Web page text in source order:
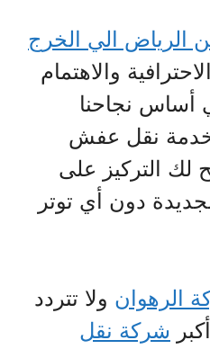
الي الخرج
والاهتمام
أساس نجاحنا
خدمة نقل عفش
لك التركيز على
دون أي توتر
الرهوان ولا تتردد
شركة نقل